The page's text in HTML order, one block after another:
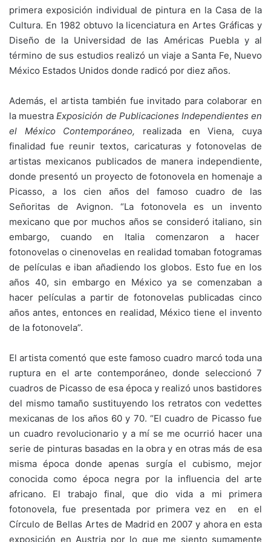
primera exposición individual de pintura en la Casa de la
Cultura. En 1982 obtuvo la licenciatura en Artes Gráficas y
Diseño de la Universidad de las Américas Puebla y al
término de sus estudios realizó un viaje a Santa Fe, Nuevo
México Estados Unidos donde radicó por diez años.
Además, el artista también fue invitado para colaborar en
la muestraExposición de Publicaciones Independientes en
el México Contemporáneo, realizada en Viena, cuya
finalidad fue reunir textos, caricaturas y fotonovelas de
artistas mexicanos publicados de manera independiente,
donde presentó un proyecto de fotonovela en homenaje a
Picasso, a los cien años del famoso cuadro de las
Señoritas de Avignon. “La fotonovela es un invento
mexicano que por muchos años se consideró italiano, sin
embargo, cuando en Italia comenzaron a hacer
fotonovelas o cinenovelas en realidad tomaban fotogramas
de películas e iban añadiendo los globos. Esto fue en los
años 40, sin embargo en México ya se comenzaban a
hacer películas a partir de fotonovelas publicadas cinco
años antes, entonces en realidad, México tiene el invento
de la fotonovela”.
El artista comentó que este famoso cuadro marcó toda una
ruptura en el arte contemporáneo, donde seleccionó 7
cuadros de Picasso de esa época y realizó unos bastidores
del mismo tamaño sustituyendo los retratos con vedettes
mexicanas de los años 60 y 70. “El cuadro de Picasso fue
un cuadro revolucionario y a mí se me ocurrió hacer una
serie de pinturas basadas en la obra y en otras más de esa
misma época donde apenas surgía el cubismo, mejor
conocida como época negra por la influencia del arte
africano. El trabajo final, que dio vida a mi primera
fotonovela, fue presentada por primera vez en en el
Círculo de Bellas Artes de Madrid en 2007 y ahora en esta
exposición en Austria por lo que me siento sumamente